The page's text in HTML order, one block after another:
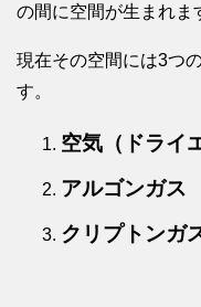
の間に空間が生まれま
現在その空間には3つ
す。
空気（ドライ
アルゴンガス
クリプトンガ